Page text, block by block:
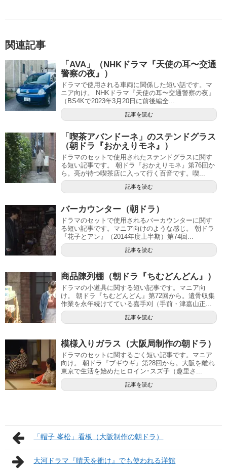
関連記事
「AVA」（NHKドラマ『天使の耳〜交通
警察の夜』）
ドラマで使用される車両に関係した短い話です。マ
ニア向け。 NHKドラマ『天使の耳〜交通警察の夜』
（BS4Kで2023年3月20日に前後編全...
記事を読む
「喫茶アバンドーネ」のステンドグラス
（朝ドラ『おかえりモネ』）
ドラマのセットで使用されたステンドグラスに関す
る短い記事です。 朝ドラ『おかえりモネ』第76回か
ら。亮が待つ喫茶店に入って行く百音です。喫...
記事を読む
バーカウンター（朝ドラ）
ドラマのセットで使用されるバーカウンターに関す
る短い記事です。マニア向けのような感じ。 朝ドラ
『花子とアン』（2014年度上半期）第74回...
記事を読む
商品陳列棚（朝ドラ『ちむどんどん』）
ドラマの小道具に関する短い記事です。マニア向
け。 朝ドラ『ちむどんどん』第72回から。遺骨収集
作業を永年続けてている嘉手刈（手前・津嘉山正...
記事を読む
模様入りガラス（大阪局制作の朝ドラ）
ドラマのセットに関するごく短い記事です。マニア
向け。 朝ドラ『ブギウギ』第28回から。大阪を離れ
東京で生活を始めたヒロイン･スズ子（趣里さ...
記事を読む
「帽子 峯松」看板（大阪制作の朝ドラ）
大河ドラマ『晴天を衝け』でも使われる洋館